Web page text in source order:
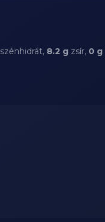
szénhidrát, 8.2 g zsír, 0 g